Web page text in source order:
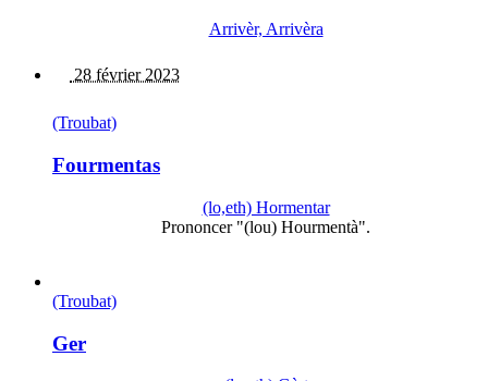
Arrivèr, Arrivèra
28 février 2023
(Troubat)
Fourmentas
(lo,eth) Hormentar
Prononcer "(lou) Hourmentà".
(Troubat)
Ger